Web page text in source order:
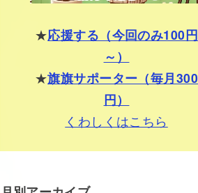
★応援する（今回のみ100円
～）
★旗旗サポーター（毎月300
円）
くわしくはこちら